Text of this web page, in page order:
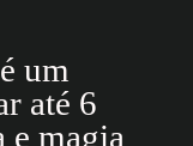
um
até 6
e magia